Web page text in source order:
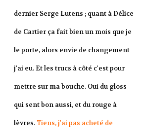
dernier Serge Lutens ; quant à Délice
de Cartier ça fait bien un mois que je
le porte, alors envie de changement
j'ai eu. Et les trucs à côté c'est pour
mettre sur ma bouche. Oui du gloss
qui sent bon aussi, et du rouge à
lèvres. Tiens, j'ai pas acheté de